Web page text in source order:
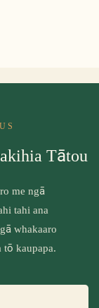
Tātou
me ngā
tahi ana
whakaaro
tō kaupapa.